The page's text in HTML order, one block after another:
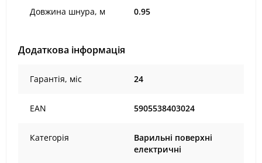
Довжина шнура, м 0.95
Додаткова інформація
Гарантія, міс 24
EAN 5905538403024
Категорія
Варильні поверхні
електричні